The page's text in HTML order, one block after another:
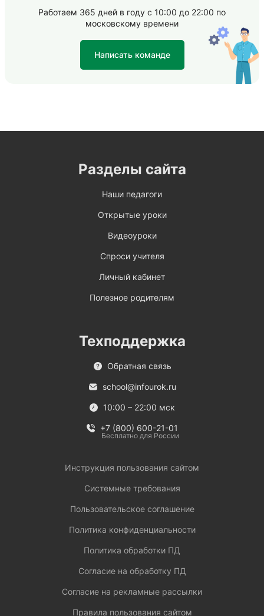
Работаем 365 дней в году с 10:00 до 22:00 по
московскому времени
Написать команде
Разделы сайта
Наши педагоги
Открытые уроки
Видеоуроки
Спроси учителя
Личный кабинет
Полезное родителям
Техподдержка
Обратная связь
school@infourok.ru
10:00 – 22:00 мск
+7 (800) 600-21-01
Бесплатно для России
Инструкция пользования сайтом
Системные требования
Пользовательское соглашение
Политика конфиденциальности
Политика обработки ПД
Согласие на обработку ПД
Согласие на рекламные рассылки
Правила пользования сайтом